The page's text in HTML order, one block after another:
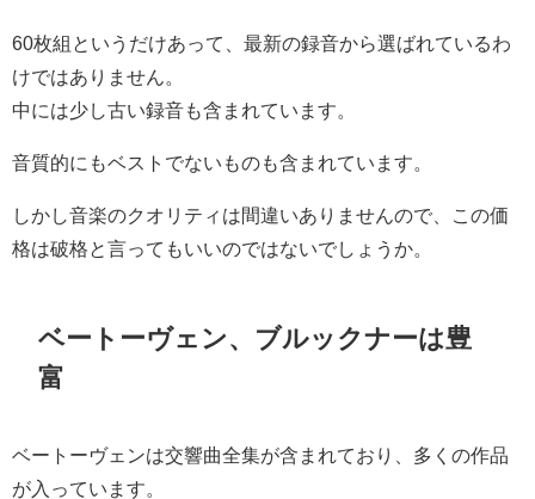
60枚組というだけあって、最新の録音から選ばれているわ
けではありません。
中には少し古い録音も含まれています。
音質的にもベストでないものも含まれています。
しかし音楽のクオリティは間違いありませんので、この価
格は破格と言ってもいいのではないでしょうか。
ベートーヴェン、ブルックナーは豊
富
ベートーヴェンは交響曲全集が含まれており、多くの作品
が入っています。